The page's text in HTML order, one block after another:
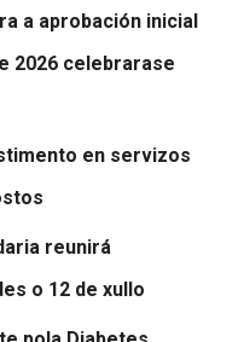
a aprobación inicial
2026 celebrarase
en servizos
reunirá
o 12 de xullo